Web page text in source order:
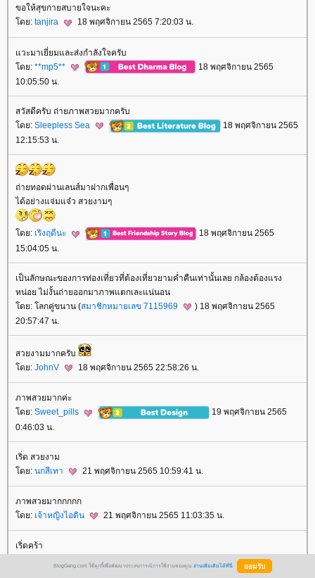
ขอให้สุขกายสบายใจนะคะ
ดย: tanjira 18 พฤศจิกายน 2565 7:20:03 น.
วะมาเยี่ยมและส่งกำลังใจครับ
ดย: **mp5**
18 พฤศจิกายน 2565
10:05:50 น.
สวัสดีครับ ถ่ายภาพสวยมากครับ
ดย: Sleepless Sea
18 พฤศจิกายน 2565
12:15:53 น.
ถ่ายทอดผ่านเลนส์มาฝากเพื่อนๆ
ได้อย่างแจ่มแจ๋ว สวยงามๆ
ดย: เริงฤดีนะ
18 พฤศจิกายน 2565
15:04:05 น.
เป็นลักษณะของการท่องเที่ยวที่ต้องเที่ยวยามค่ำคืนเท่านั้นเลย กล้องต้องแรง
หน่อย ไม่งั้นถ่ายออกมาภาพแตกเละแน่นอน
ดย: โลกคู่ขนาน (สมาชิกหมายเลข 7115969
) 18 พฤศจิกายน 2565
20:57:47 น.
สวยงามมากครับ
ดย: JohnV 18 พฤศจิกายน 2565 22:58:26 น.
ภาพสวยมากค่ะ
ดย: Sweet_pills
19 พฤศจิกายน 2565
0:46:03 น.
เริ่ด สวยงาม
ดย: นกสีเทา 21 พฤศจิกายน 2565 10:59:41 น.
ภาพสวยมากกกกก
ดย: เจ้าหญิงไอดิน 21 พฤศจิกายน 2565 11:03:35 น.
เริ่ดคร้า
21 พฤศจิกายน 2565 11:19:43 น.
BlogGang.com ใช้คุกกี้เพื่อพัฒนาประสบการณ์การใช้งานของคุณ อ่านเพิ่มเติมได้ที่นี่